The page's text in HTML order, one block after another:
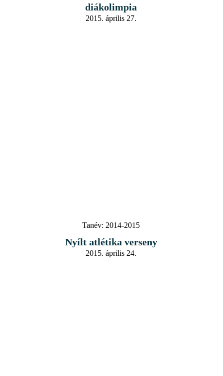
diákolimpia
2015. április 27.
Tanév: 2014-2015
Nyílt atlétika verseny
2015. április 24.